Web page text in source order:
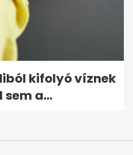
kifolyó víznek
a...